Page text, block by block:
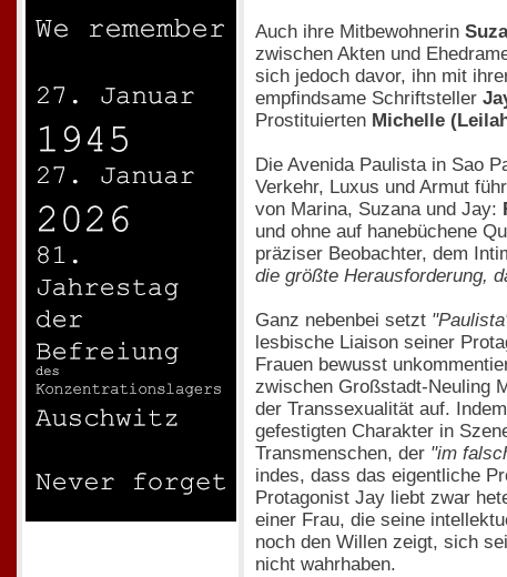
Auch ihre Mitbewohnerin
zwischen Akten und
sich jedoch davor, ihn mit
empfindsame Schriftsteller
Prostituierten Michelle
Die Avenida Paulista in Sao
Verkehr, Luxus und Armut
von Marina, Suzana und Jay:
und ohne auf hanebüchene
präziser Beobachter, dem
die größte Herausforderung,
Ganz nebenbei setzt
lesbische Liaison seiner
Frauen bewusst
zwischen Großstadt-Neuling
der Transsexualität auf.
gefestigten Charakter in
Transmenschen, der "im
indes, dass das eigentliche
Protagonist Jay liebt zwar
einer Frau, die seine
noch den Willen zeigt, sich
nicht wahrhaben.